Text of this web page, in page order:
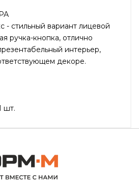
- стильный вариант лицевой
ручка-кнопка, отлично
интерьер,
декоре.
шт.